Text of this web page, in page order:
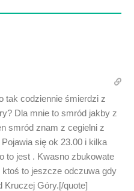
tak codziennie śmierdzi z
Dla mnie to smród jakby z
smród znam z cegielni z
się ok 23.00 i kilka
to jest . Kwasno zbukowate
to jeszcze odczuwa gdy
Kruczej Góry.[/quote]